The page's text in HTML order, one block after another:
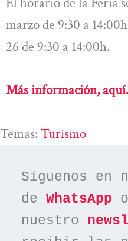
marzo de 9:30 a
26 de 9:30 a 14:00h.
Más información, aquí.
Temas: Turismo
Síguenos en
de WhatsApp
nuestro